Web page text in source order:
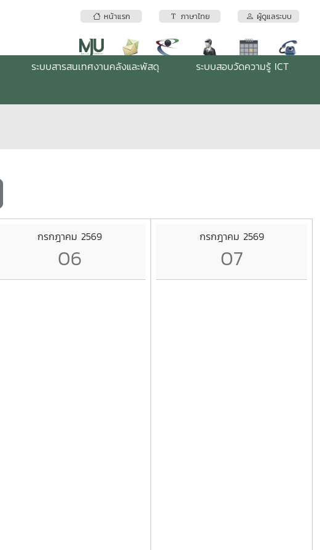
หน้าแรก ภาษาไทย ผู้ดูแลระบบ
ระบบสารสนเทศงานคลังและพัสดุ
ระบบสอบวัดความรู้ ICT
กรกฎาคม 2569
06
กรกฎาคม 2569
07